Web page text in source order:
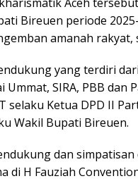
Bireuen periode
amanah rakyat,
yang terdiri dari
Ummat, SIRA, PBB dan
selaku Ketua DPD II
Wakil Bupati Bireuen.
dan
di H Fauziah